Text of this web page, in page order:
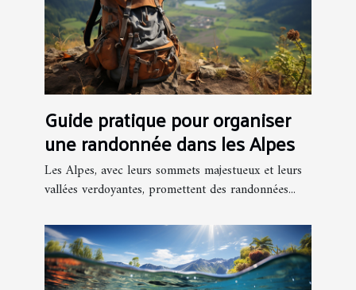
Guide pratique pour organiser
une randonnée dans les Alpes
Les Alpes, avec leurs sommets majestueux et leurs
vallées verdoyantes, promettent des randonnées...